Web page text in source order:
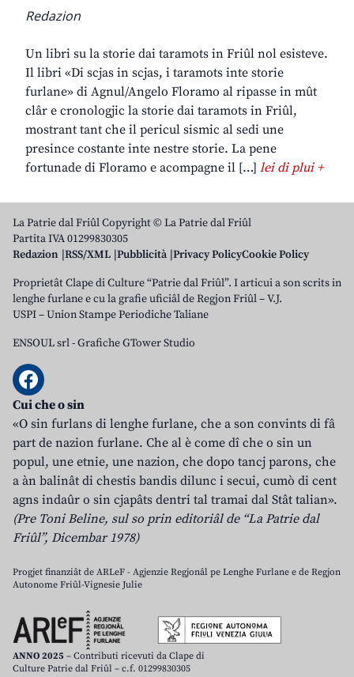
Redazion
Un libri su la storie dai taramots in Friûl nol esisteve.
Il libri «Di scjas in scjas, i taramots inte storie
furlane» di Agnul/Angelo Floramo al ripasse in mût
clâr e cronologjic la storie dai taramots in Friûl,
mostrant tant che il pericul sismic al sedi une
presince costante inte nestre storie. La pene
fortunade di Floramo e acompagne il […] lei di plui +
La Patrie dal Friûl Copyright © La Patrie dal Friûl
Partita IVA 01299830305
Redazion RSS/XML Pubblicità Privacy PolicyCookie Policy
Proprietât Clape di Culture “Patrie dal Friûl”. I articui a son scrits in
lenghe furlane e cu la grafie uficiâl de Regjon Friûl – V.J.
USPI – Union Stampe Periodiche Taliane
ENSOUL srl-Grafiche GTower Studio
Cui che o sin
«O sin furlans di lenghe furlane, che a son convints di fâ
part de nazion furlane. Che al è come dî che o sin un
popul, une etnie, une nazion, che dopo tancj parons, che
a àn balinât di chestis bandis dilunc i secui, cumò di cent
agns indaûr o sin cjapâts dentri tal tramai dal Stât talian».
(Pre Toni Beline, sul so prin editoriâl de “La Patrie dal
Friûl”, Dicembar 1978)
Progjet finanziât de ARLeF - Agjenzie Regjonâl pe Lenghe Furlane e de Regjon
Autonome Friûl-Vignesie Julie
ANNO 2025 – Contributi ricevuti da Clape di
Culture Patrie dal Friûl – c.f. 01299830305